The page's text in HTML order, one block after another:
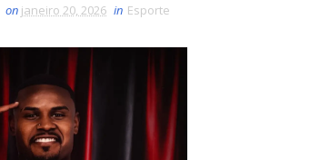
on janeiro 20, 2026 in Esporte